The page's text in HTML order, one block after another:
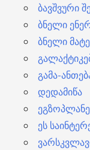
ბავშვური
ბნელი
ბნელი
გამა-
დედამიწა
ეს